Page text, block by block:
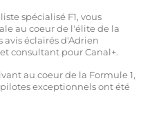
spécialisé F1, vous
au coeur de l'élite de la
avis éclairés d'Adrien
consultant pour Canal+.
au coeur de la Formule 1,
exceptionnels ont été